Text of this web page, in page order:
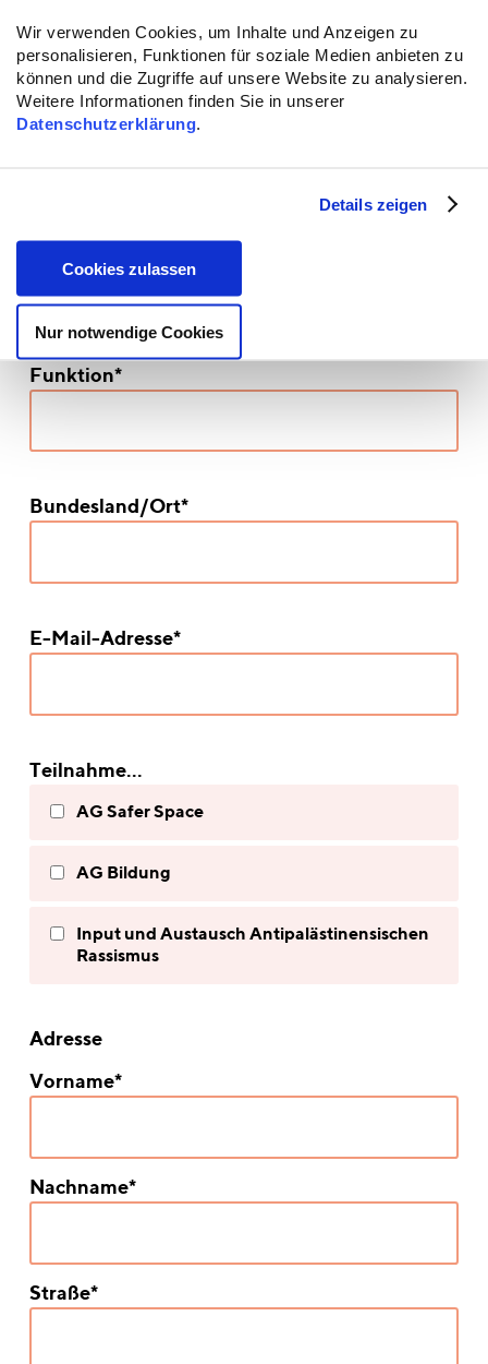
Wir verwenden Cookies, um Inhalte und Anzeigen zu
personalisieren, Funktionen für soziale Medien anbieten zu
können und die Zugriffe auf unsere Website zu analysieren.
Weitere Informationen finden Sie in unserer
Datenschutzerklärung
Details zeigen
Cookies zulassen
Nur notwendige Cookies
Pronomen
Organisation/Institution*
Funktion*
Bundesland/Ort*
E-Mail-Adresse*
Teilnahme...
AG Safer Space
AG Bildung
Input und Austausch Antipalästinensischen
Rassismus
Adresse
Vorname*
Nachname*
Straße*